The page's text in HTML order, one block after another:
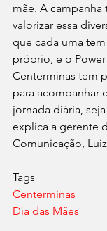
mãe. A
valorizar essa
que cada uma
próprio, e o
Centerminas tem
para acompanhar
jornada diária,
explica a gerente
Comunicação,
Tags
Centerminas
Dia das Mães